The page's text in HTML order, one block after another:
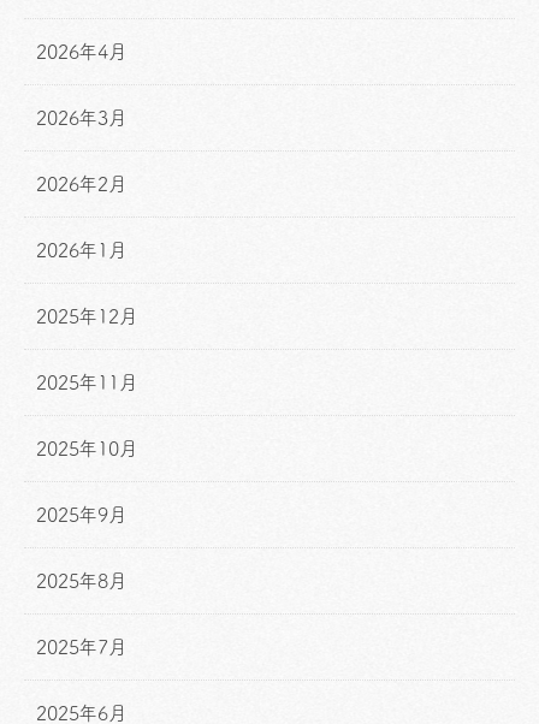
2026年4月
2026年3月
2026年2月
2026年1月
2025年12月
2025年11月
2025年10月
2025年9月
2025年8月
2025年7月
2025年6月